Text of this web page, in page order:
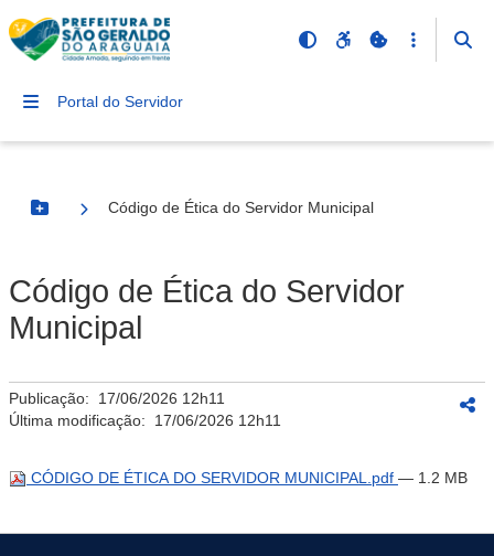
Portal do Servidor
Botão Menu
Código de Ética do Servidor Municipal
Código de Ética do Servidor
Municipal
Publicação: 17/06/2026 12h11
Última modificação: 17/06/2026 12h11
CÓDIGO DE ÉTICA DO SERVIDOR MUNICIPAL.pdf — 1.2 MB